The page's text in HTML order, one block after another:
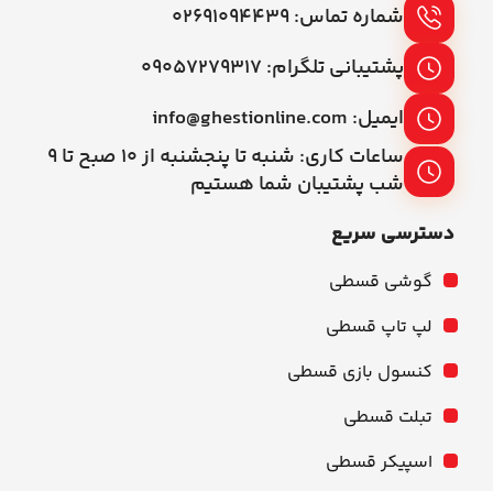
شماره تماس: ۰۲۶۹۱۰۹۴۴۳۹
پشتیبانی تلگرام: ۰۹۰۵۷۲۷۹۳۱۷
ایمیل: info@ghestionline.com
ساعات کاری: شنبه تا پنجشنبه از ۱۰ صبح تا ۹
شب پشتیبان شما هستیم
دسترسی سریع
گوشی قسطی
لپ تاپ قسطی
کنسول بازی قسطی
تبلت قسطی
اسپیکر قسطی